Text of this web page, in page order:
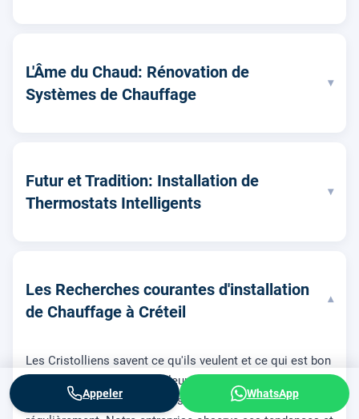
L'Âme du Chaud: Rénovation de
Systèmes de Chauffage
▾
Futur et Tradition: Installation de
Thermostats Intelligents
▾
Les Recherches courantes d'installation
de Chauffage à Créteil
▾
Les Cristolliens savent ce qu'ils veulent et ce qui est bon
pour eux quand il s'agit de leur confort thermique. Ceci
est prouvé par les recherches Google qu'ils effectuent
Appeler WhatsApp